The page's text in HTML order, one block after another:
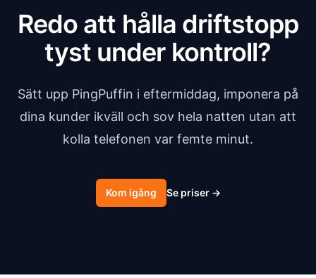
Redo att hålla driftstopp
tyst under kontroll?
Sätt upp PingPuffin i eftermiddag, imponera på
dina kunder ikväll och sov hela natten utan att
kolla telefonen var femte minut.
Kom igång Se priser →